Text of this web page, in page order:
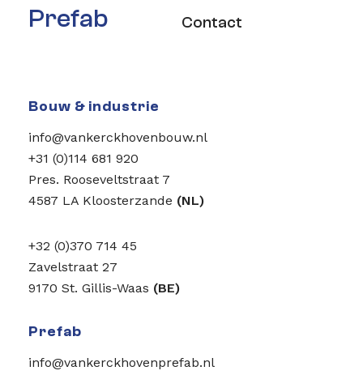
Prefab
Contact
Bouw & industrie
info@vankerckhovenbouw.nl
+31 (0)114 681 920
Pres. Rooseveltstraat 7
4587 LA Kloosterzande (NL)
+32 (0)370 714 45
Zavelstraat 27
9170 St. Gillis-Waas (BE)
Prefab
info@vankerckhovenprefab.nl